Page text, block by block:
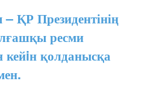
ҚР Президентінің
ресми
кейiн қолданысқа